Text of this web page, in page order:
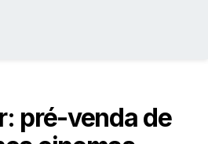
pré-venda de